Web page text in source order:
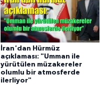
İran'dan Hürmüz
açıklaması: "Umman ile
yürütülen müzakereler
olumlu bir atmosferde
ilerliyor"